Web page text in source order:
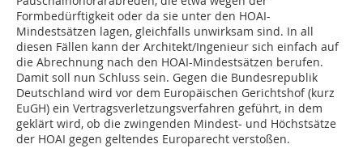
Formbedürftigkeit oder da sie unter den ­HOAI-
Mindestsätzen lagen, gleichfalls unwirksam sind. In all
diesen Fällen kann der Architekt/Ingenieur sich einfach auf
die Abrechnung nach den HOAI-Mindestsätzen berufen.
Damit soll nun Schluss sein. Gegen die Bundesrepublik
Deutschland wird vor dem Europäischen Gerichtshof (kurz
EuGH) ein Vertragsverletzungsverfahren geführt, in dem
geklärt wird, ob die zwingenden Mindest- und Höchstsätze
der HOAI gegen geltendes Europarecht verstoßen.